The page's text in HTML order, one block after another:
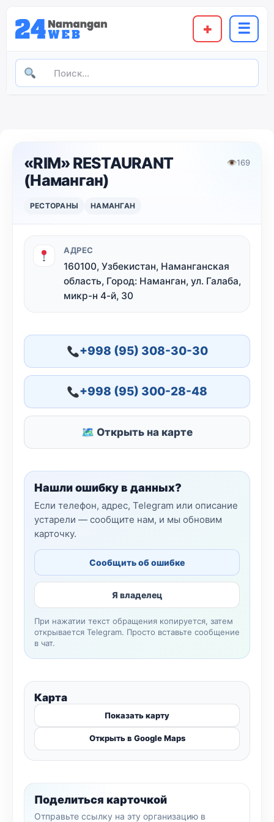
+ ☰
«RIM» RESTAURANT
(Наманган)
👁169
РЕСТОРАНЫ НАМАНГАН
АДРЕС
160100, Узбекистан, Наманганская
область, Город: Наманган, ул. Галаба,
микр-н 4-й, 30
+998 (95) 308-30-30
+998 (95) 300-28-48
🗺 Открыть на карте
Нашли ошибку в данных?
Если телефон, адрес, Telegram или описание
устарели — сообщите нам, и мы обновим
карточку.
Сообщить об ошибке
Я владелец
При нажатии текст обращения копируется, затем
открывается Telegram. Просто вставьте сообщение
в чат.
Карта
Показать карту
Открыть в Google Maps
Поделиться карточкой
Отправьте ссылку на эту организацию в